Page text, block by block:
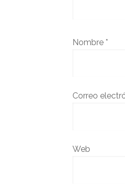
Nombre *
Correo
Web